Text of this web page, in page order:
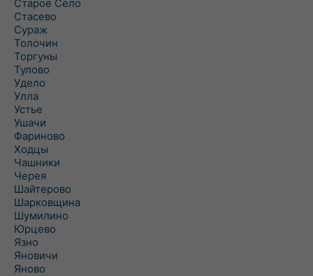
Старое Село
Стасево
Сураж
Толочин
Торгуны
Тулово
Удело
Улла
Устье
Ушачи
Фариново
Ходцы
Чашники
Черея
Шайтерово
Шарковщина
Шумилино
Юрцево
Язно
Яновичи
Яново